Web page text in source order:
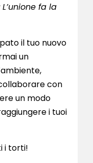
L’unione fa la
il tuo nuovo
un
con
un modo
i tuoi
i torti!